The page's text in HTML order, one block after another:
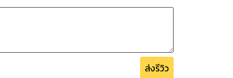
ส่งรีวิว